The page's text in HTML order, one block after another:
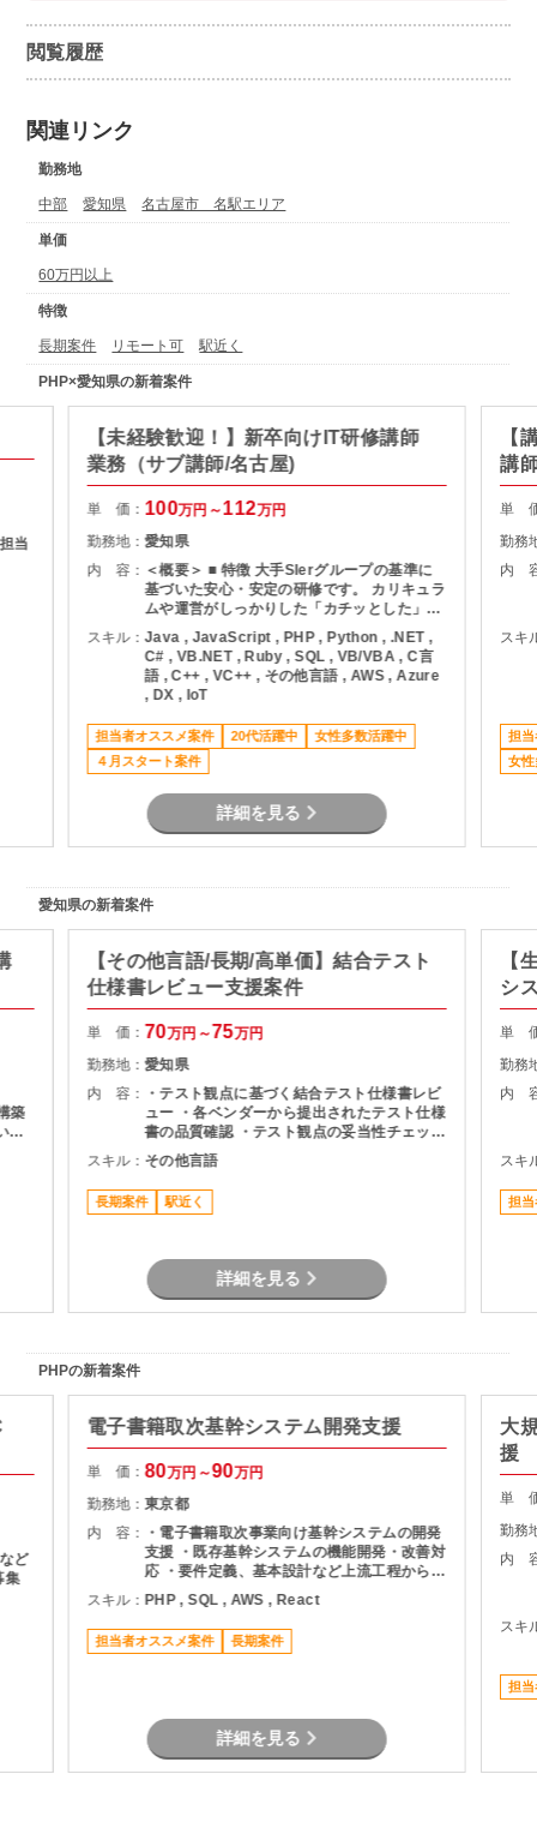
閲覧履歴
関連リンク
勤務地
中部 愛知県 名古屋市 名駅エリア
単価
60万円以上
特徴
長期案件 リモート可 駅近く
PHP×愛知県の新着案件
当
【未経験歓迎！】新卒向けIT研修講師
業務（サブ講師/名古屋)
単 価： 100万円～112万円
勤務地：愛知県
内 容： ＜概要＞ ■ 特徴 大手SIerグループの基準に
基づいた安心・安定の研修です。 カリキュラ
ムや運営がしっかりした「カチッとした」研
修を提供できます。 ■サブ講師 ・登壇なし
（原則） ・質問対応／教室内フォロー ・受
講者の理解サポートが中心 ＜当案件の特徴＞
・新人向けJava研修多数あり ・年々受講者
数が増加しており、フリーランスの方達にも
毎年安定して業務発注 ・弊社からのフォロー
はもちろん、講師同士でコミュニケーション
のとれる環境を整備 ＜業務内容＞ 新入社員
◆主な業務◆ ・講義（登壇） ・受講生から
の質疑応答、悩み相談 ・顧客対応 ・成果物
レビュー ・朝会・夕会の運営 ・日報のフィ
ネージャーがついてサポートいたします。 ま
た、講師未経験の方も安心して登壇できるよ
う事前の講師トレーニングもございます。
スキル：Java , JavaScript , PHP , Python , .NET ,
C# , VB.NET , Ruby , SQL , VB/VBA , C言
語 , C++ , VC++ , その他言語 , AWS , Azure
, DX , IoT
担当者オススメ案件 20代活躍中
女性多数活躍中
４月スタート案件
詳細を見る
【
講
単
勤務
内
スキ
担当
女性
愛知県の新着案件
築
た
【その他言語/長期/高単価】結合テスト
仕様書レビュー支援案件
単 価： 70万円～75万円
勤務地：愛知県
内 容：
・テスト観点に基づく結合テスト仕様書レビ
ュー ・各ベンダーから提出されたテスト仕様
書の品質確認 ・テスト観点の妥当性チェック
・指摘事項の整理およびレビュー結果のフィ
ードバック ・プロジェクト関係者との調整・
コミュニケーション
スキル： その他言語
長期案件 駅近く
詳細を見る
【
シ
単
勤務
内
スキ
担当
PHPの新着案件
ど
集
電子書籍取次基幹システム開発支援
単 価：80万円～90万円
勤務地：東京都
内 容：
・電子書籍取次事業向け基幹システムの開発
支援 ・既存基幹システムの機能開発・改善対
応 ・要件定義、基本設計など上流工程から参
画 ・バックエンドおよびフロントエンド開発
・AWS環境上でのシステム開発・運用支援
・SQLパフォーマンスチューニング対応 ・チ
ーム内外とのコミュニケーションを通じた課
スキル： PHP , SQL , AWS , React
担当者オススメ案件 長期案件
詳細を見る
大
援
単
勤務
内
スキ
担当